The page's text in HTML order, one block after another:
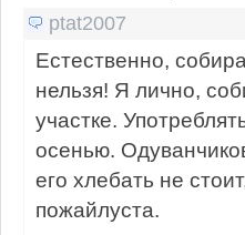
ptat2007
Естественно,
нельзя! Я лично,
участке.
осенью.
его хлебать не
пожайлуста.